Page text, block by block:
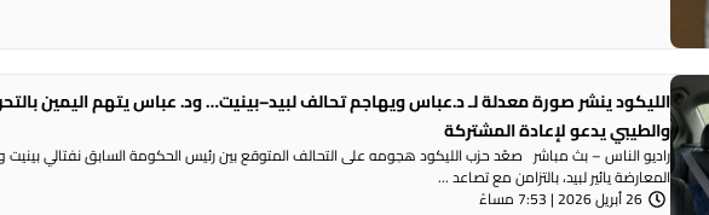
الليكود ينشر صورة معدلة لـ د.عباس ويهاجم تحالف لبيد–بينيت… ود. عباس يتهم اليمين
والطيبي يدعو لإعادة المشتركة
راديو الناس – بث مباشر صعّد حزب الليكود هجومه على التحالف المتوقع بين رئيس الحكومة السابق نفتالي بينيت
المعارضة يائير لبيد، بالتزامن مع تصاعد ...
26 أبريل 2026 | 7:53 مساءً